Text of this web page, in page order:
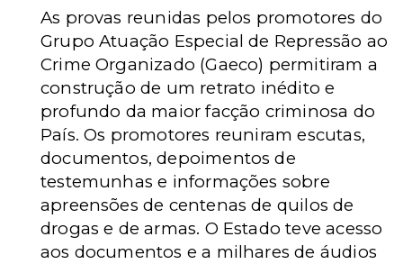
As provas reunidas pelos promotores do
Grupo Atuação Especial de Repressão ao
Crime Organizado (Gaeco) permitiram a
construção de um retrato inédito e
profundo da maior facção criminosa do
País. Os promotores reuniram escutas,
documentos, depoimentos de
testemunhas e informações sobre
apreensões de centenas de quilos de
drogas e de armas. O Estado teve acesso
aos documentos e a milhares de áudios